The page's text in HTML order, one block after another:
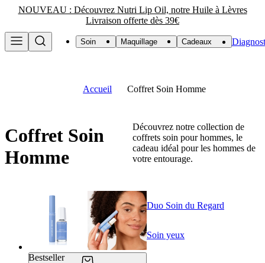
NOUVEAU : Découvrez Nutri Lip Oil, notre Huile à Lèvres
Livraison offerte dès 39€
Soin Maquillage Cadeaux
Accueil Coffret Soin Homme
Coffret Soin
Homme
Découvrez notre collection de
coffrets soin pour hommes, le
cadeau idéal pour les hommes de
votre entourage.
Bestseller
Duo Soin du Regard
Soin yeux